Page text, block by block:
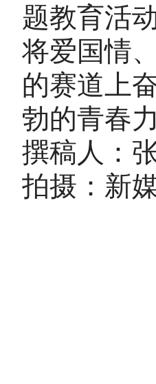
题教育活
将爱国情
的赛道上
勃的青春力
撰稿人：
拍摄：新